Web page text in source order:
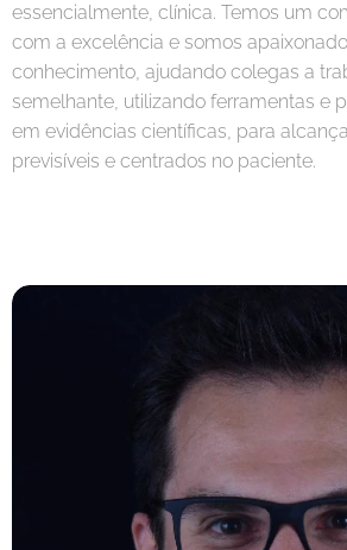
essencialmente, clínica. Temos um
com a excelência e somos
conhecimento, ajudando colegas a
semelhante, utilizando ferramentas e
em evidências científicas, para
previsíveis e centrados no paciente.